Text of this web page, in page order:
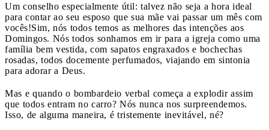
Um conselho especialmente útil: talvez não seja a hora ideal
para contar ao seu esposo que sua mãe vai passar um mês com
vocês!Sim, nós todos temos as melhores das intenções aos
Domingos. Nós todos sonhamos em ir para a igreja como uma
família bem vestida, com sapatos engraxados e bochechas
rosadas, todos docemente perfumados, viajando em sintonia
para adorar a Deus.
Mas e quando o bombardeio verbal começa a explodir assim
que todos entram no carro? Nós nunca nos surpreendemos.
Isso, de alguma maneira, é tristemente inevitável, né?